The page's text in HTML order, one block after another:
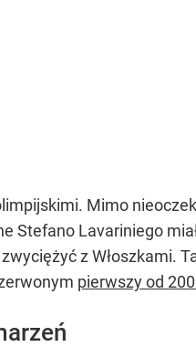
Mimo
Stefano Lavariniego
z Włoszkami.
pierwszy od